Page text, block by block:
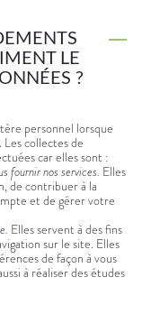
LE
?
personnel lorsque
Les collectes de
car elles sont :
fournir nos services. Elles
de contribuer à la
et de gérer votre
Elles servent à des fins
sur le site. Elles
de façon à vous
à réaliser des études